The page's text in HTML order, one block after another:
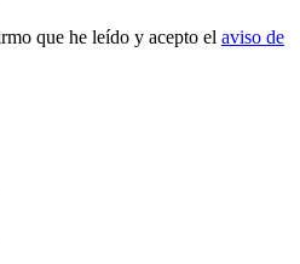
que he leído y acepto el aviso de